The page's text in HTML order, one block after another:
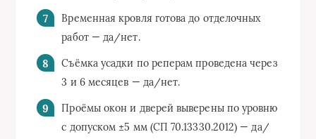
Временная кровля готова до отделочных
работ — да/нет.
Съёмка усадки по реперам проведена через
3 и 6 месяцев — да/нет.
Проёмы окон и дверей выверены по уровню
с допуском ±5 мм (СП 70.13330.2012) — да/